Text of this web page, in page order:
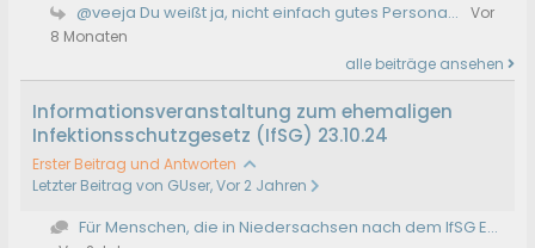
@veeja Du weißt ja, nicht einfach gutes Persona...
Vor
8 Monaten
alle beiträge ansehen
Informationsveranstaltung zum ehemaligen
Infektionsschutzgesetz (IfSG) 23.10.24
Erster Beitrag und Antworten
Letzter Beitrag von GUser, Vor 2 Jahren
Für Menschen, die in Niedersachsen nach dem IfSG E...